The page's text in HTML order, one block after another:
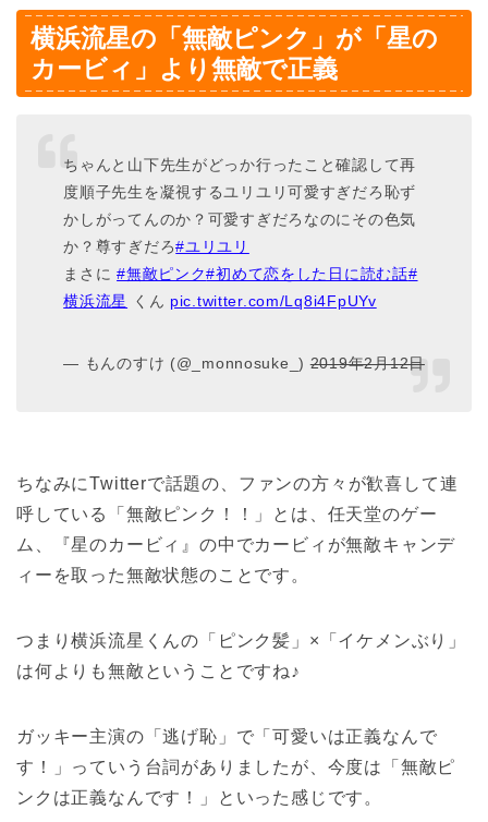
横浜流星の「無敵ピンク」が「星の
カービィ」より無敵で正義
ちゃんと山下先生がどっか行ったこと確認して再
度順子先生を凝視するユリユリ可愛すぎだろ恥ず
かしがってんのか？可愛すぎだろなのにその色気
か？尊すぎだろ#ユリユリ
まさに#無敵ピンク#初めて恋をした日に読む話#
横浜流星
くん pic.twitter.com/Lq8i4FpUYv
— もんのすけ (@_monnosuke_)2019年2月12日
ちなみにTwitterで話題の、ファンの方々が歓喜して連
呼している「無敵ピンク！！」とは、任天堂のゲー
ム、『星のカービィ』の中でカービィが無敵キャンデ
ィーを取った無敵状態のことです。
つまり横浜流星くんの「ピンク髪」×「イケメンぶり」
は何よりも無敵ということですね♪
ガッキー主演の「逃げ恥」で「可愛いは正義なんで
す！」っていう台詞がありましたが、今度は「無敵ピ
ンクは正義なんです！」といった感じです。